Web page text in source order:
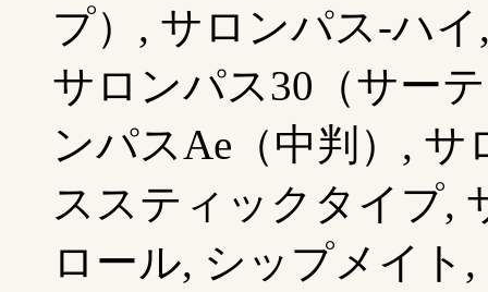
プ）, サロンパス-ハ
サロンパス30（サー
ンパスAe（中判）,
ススティックタイプ,
ロール, シップメイト